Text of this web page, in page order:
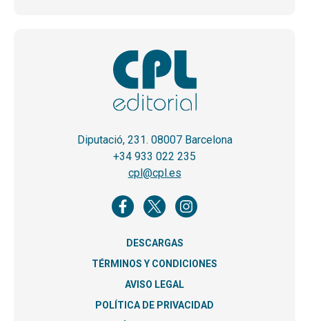
Diputació, 231. 08007 Barcelona
+34 933 022 235
cpl@cpl.es
DESCARGAS
TÉRMINOS Y CONDICIONES
AVISO LEGAL
POLÍTICA DE PRIVACIDAD